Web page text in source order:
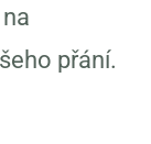
přání.